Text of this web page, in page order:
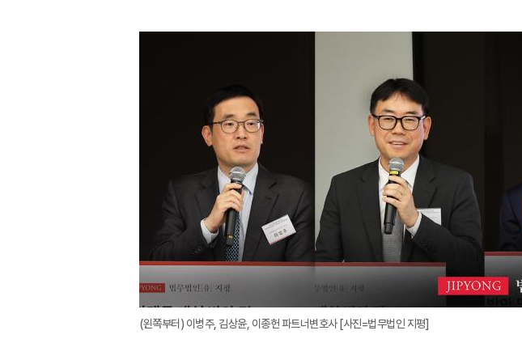
(왼쪽부터) 이병주, 김상윤, 이종헌 파트너변호사 [사진=법무법인 지평]